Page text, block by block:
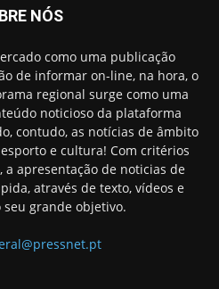
NÓS
como uma publicação
de informar on-line, na hora, o
regional surge como uma
noticioso da plataforma
contudo, as notícias de âmbito
e cultura! Com critérios
a apresentação de noticias de
através de texto, vídeos e
seu grande objetivo.